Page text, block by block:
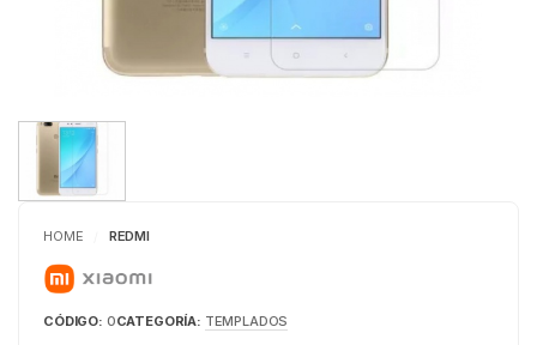
HOME REDMI
CÓDIGO: 0CATEGORÍA: TEMPLADOS